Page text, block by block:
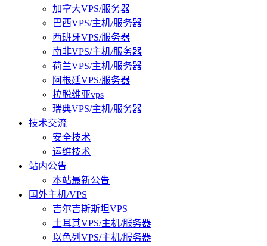
加拿大VPS/服务器
巴西VPS/主机/服务器
西班牙VPS/服务器
南非VPS/主机/服务器
荷兰VPS/主机/服务器
阿根廷VPS/服务器
拉脱维亚vps
瑞典VPS/主机/服务器
技术交流
安全技术
运维技术
站内公告
本站最新公告
国外主机/VPS
吉尔吉斯斯坦VPS
土耳其VPS/主机/服务器
以色列VPS/主机/服务器